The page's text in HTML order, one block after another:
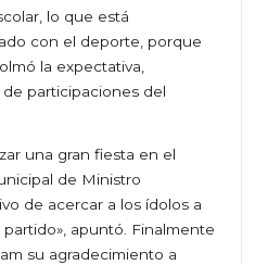
lo que está
con el deporte, porque
la expectativa,
participaciones del
una gran fiesta en el
de Ministro
de acercar a los ídolos a
apuntó. Finalmente
su agradecimiento a